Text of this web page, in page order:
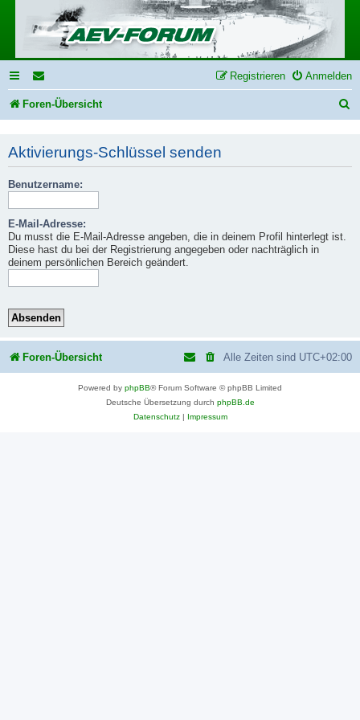
Anmelden
Registrieren
Foren-Übersicht
Aktivierungs-Schlüssel senden
Benutzername:
E-Mail-Adresse:
Du musst die E-Mail-Adresse angeben, die in deinem Profil hinterlegt ist.
Diese hast du bei der Registrierung angegeben oder nachträglich in
deinem persönlichen Bereich geändert.
Foren-Übersicht Alle Zeiten sind UTC+02:00
Powered by phpBB® Forum Software © phpBB Limited
Deutsche Übersetzung durch phpBB.de
Datenschutz| Impressum